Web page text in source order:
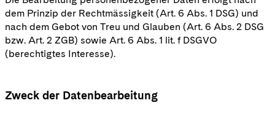
dem Prinzip der Rechtmässigkeit (Art. 6 Abs. 1 DSG) und
nach dem Gebot von Treu und Glauben (Art. 6 Abs. 2 DSG
bzw. Art. 2 ZGB) sowie Art. 6 Abs. 1 lit. f DSGVO
(berechtigtes Interesse).
Zweck der Datenbearbeitung